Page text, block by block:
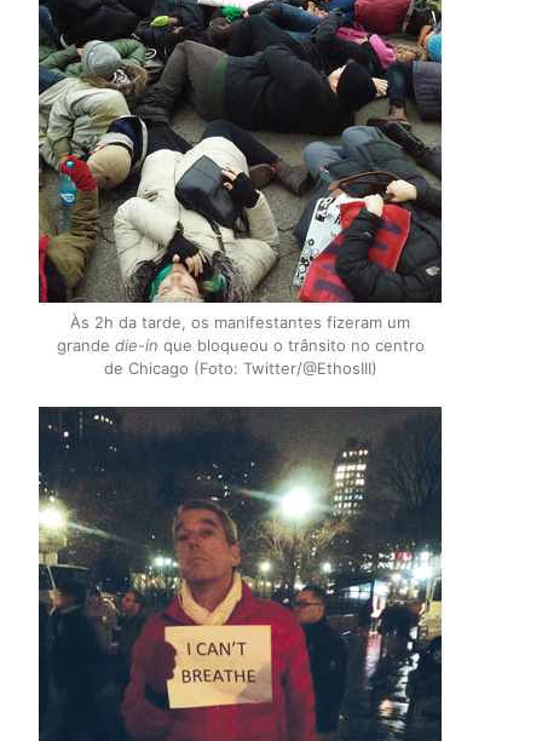
Às 2h da tarde, os manifestantes fizeram um
grande die-in que bloqueou o trânsito no centro
de Chicago (Foto: Twitter/@EthosIII)